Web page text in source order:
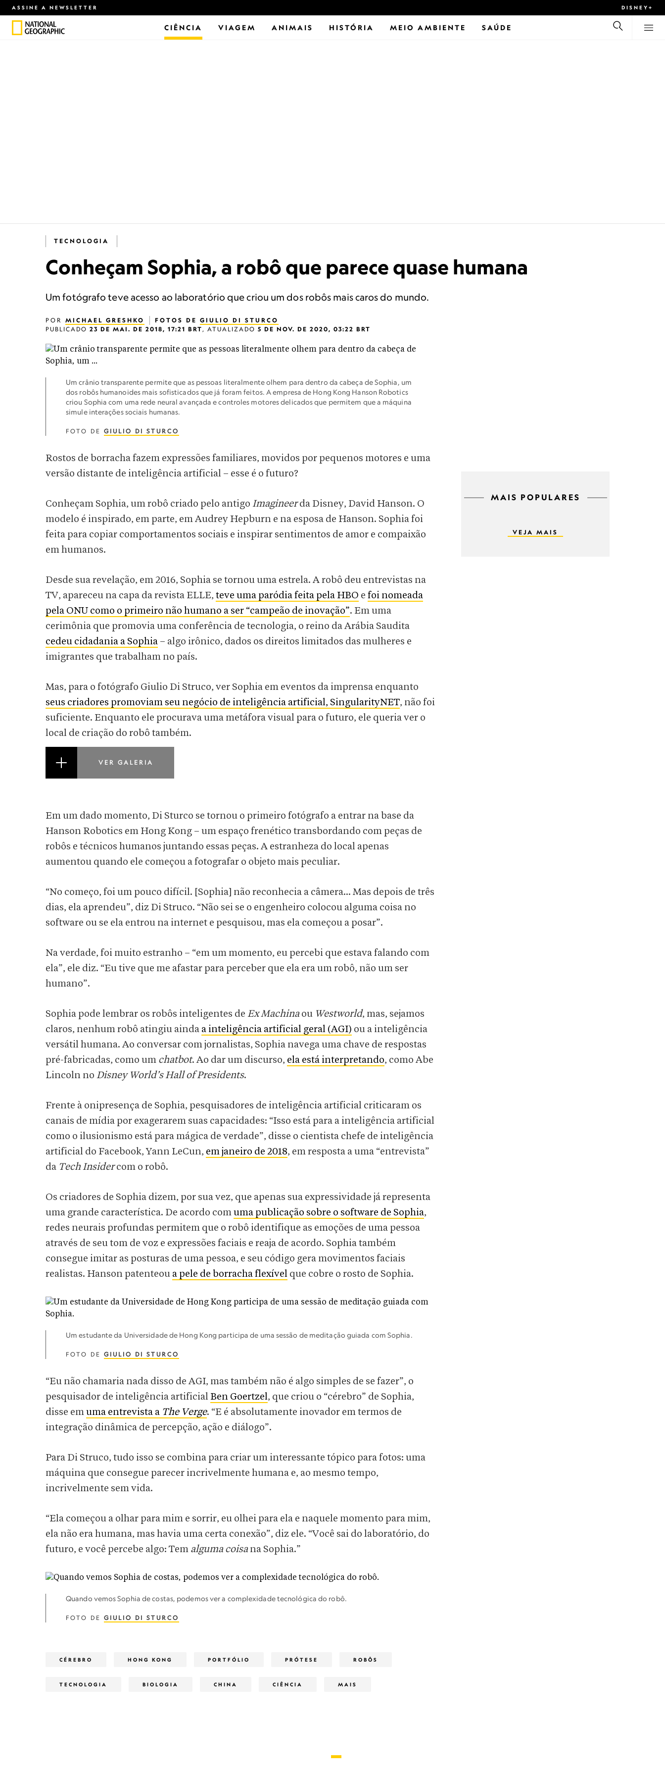
ASSINE A NEWSLETTER DISNEY+
CIÊNCIA VIAGEM ANIMAIS HISTÓRIA MEIO AMBIENTE SAÚDE
TECNOLOGIA
Conheçam Sophia, a robô que parece quase humana
Um fotógrafo teve acesso ao laboratório que criou um dos robôs mais caros do mundo.
POR MICHAEL GRESHKO FOTOS DE GIULIO DI STURCO
PUBLICADO 23 DE MAI. DE 2018, 17:21 BRT, ATUALIZADO 5 DE NOV. DE 2020, 03:22 BRT
Um crânio transparente permite que as pessoas literalmente olhem para dentro da cabeça de Sophia, um
dos robôs humanoides mais sofisticados que já foram feitos. A empresa de Hong Kong Hanson Robotics
criou Sophia com uma rede neural avançada e controles motores delicados que permitem que a máquina
simule interações sociais humanas.
FOTO DE GIULIO DI STURCO
Rostos de borracha fazem expressões familiares, movidos por pequenos motores e uma
versão distante de inteligência artificial – esse é o futuro?
Conheçam Sophia, um robô criado pelo antigo Imagineerda Disney, David Hanson. O
modelo é inspirado, em parte, em Audrey Hepburn e na esposa de Hanson. Sophia foi
feita para copiar comportamentos sociais e inspirar sentimentos de amor e compaixão
em humanos.
Desde sua revelação, em 2016, Sophia se tornou uma estrela. A robô deu entrevistas na
TV, apareceu na capa da revista ELLE, teve uma paródia feita pela HBO e foi nomeada
pela ONU como o primeiro não humano a ser “campeão de inovação”. Em uma
cerimônia que promovia uma conferência de tecnologia, o reino da Arábia Saudita
cedeu cidadania a Sophia – algo irônico, dados os direitos limitados das mulheres e
imigrantes que trabalham no país.
Mas, para o fotógrafo Giulio Di Struco, ver Sophia em eventos da imprensa enquanto
seus criadores promoviam seu negócio de inteligência artificial, SingularityNET, não foi
suficiente. Enquanto ele procurava uma metáfora visual para o futuro, ele queria ver o
local de criação do robô também.
VER GALERIA
Em um dado momento, Di Sturco se tornou o primeiro fotógrafo a entrar na base da
Hanson Robotics em Hong Kong – um espaço frenético transbordando com peças de
robôs e técnicos humanos juntando essas peças. A estranheza do local apenas
aumentou quando ele começou a fotografar o objeto mais peculiar.
“No começo, foi um pouco difícil. [Sophia] não reconhecia a câmera... Mas depois de três
dias, ela aprendeu”, diz Di Struco. “Não sei se o engenheiro colocou alguma coisa no
software ou se ela entrou na internet e pesquisou, mas ela começou a posar”.
Na verdade, foi muito estranho – “em um momento, eu percebi que estava falando com
ela”, ele diz. “Eu tive que me afastar para perceber que ela era um robô, não um ser
humano”.
Sophia pode lembrar os robôs inteligentes de Ex Machina ou Westworld, mas, sejamos
claros, nenhum robô atingiu ainda a inteligência artificial geral (AGI) ou a inteligência
versátil humana. Ao conversar com jornalistas, Sophia navega uma chave de respostas
pré-fabricadas, como um chatbot. Ao dar um discurso, ela está interpretando, como Abe
Lincoln no Disney World’s Hall of Presidents.
Frente à onipresença de Sophia, pesquisadores de inteligência artificial criticaram os
canais de mídia por exagerarem suas capacidades: “Isso está para a inteligência artificial
como o ilusionismo está para mágica de verdade”, disse o cientista chefe de inteligência
artificial do Facebook, Yann LeCun, em janeiro de 2018, em resposta a uma “entrevista”
da Tech Insidercom o robô.
Os criadores de Sophia dizem, por sua vez, que apenas sua expressividade já representa
uma grande característica. De acordo comuma publicação sobre o software de Sophia,
redes neurais profundas permitem que o robô identifique as emoções de uma pessoa
através de seu tom de voz e expressões faciais e reaja de acordo. Sophia também
consegue imitar as posturas de uma pessoa, e seu código gera movimentos faciais
realistas. Hanson patenteou a pele de borracha flexível que cobre o rosto de Sophia.
Um estudante da Universidade de Hong Kong participa de uma sessão de meditação guiada com Sophia.
FOTO DE GIULIO DI STURCO
“Eu não chamaria nada disso de AGI, mas também não é algo simples de se fazer”, o
pesquisador de inteligência artificial Ben Goertzel, que criou o “cérebro” de Sophia,
disse emuma entrevista a The Verge. “E é absolutamente inovador em termos de
integração dinâmica de percepção, ação e diálogo”.
Para Di Struco, tudo isso se combina para criar um interessante tópico para fotos: uma
máquina que consegue parecer incrivelmente humana e, ao mesmo tempo,
incrivelmente sem vida.
“Ela começou a olhar para mim e sorrir, eu olhei para ela e naquele momento para mim,
ela não era humana, mas havia uma certa conexão”, diz ele. “Você sai do laboratório, do
futuro, e você percebe algo: Tem alguma coisa na Sophia.”
Quando vemos Sophia de costas, podemos ver a complexidade tecnológica do robô.
FOTO DE GIULIO DI STURCO
MAIS POPULARES
VEJA MAIS
CÉREBRO HONG KONG PORTFÓLIO PRÓTESE ROBÔS
TECNOLOGIA BIOLOGIA CHINA CIÊNCIA MAIS